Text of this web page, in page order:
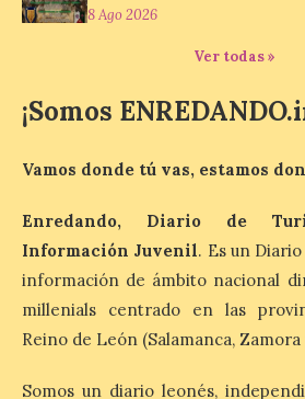
8 Ago 2026
inaugurará el sábado
de agosto a las
minerales, rocas y fósiles de
mes de noviembre, con […]
La Bañeza inicia sus
fiestas con el pregón a
cargo de Arturo
8 Ago 2026
Ver todas »
¡Somos
Vamos donde tú vas, estamos
Enredando, Diario de
Información Juvenil. Es un
información de ámbito nacional
millenials centrado en las
Reino de León (Salamanca,
Somos un diario leonés,